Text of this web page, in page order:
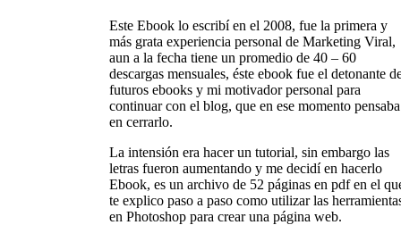
Este Ebook lo escribí en el 2008, fue la primera y
más grata experiencia personal de Marketing Viral,
aun a la fecha tiene un promedio de 40 – 60
descargas mensuales, éste ebook fue el detonante
futuros ebooks y mi motivador personal para
continuar con el blog, que en ese momento pensaba
en cerrarlo.
La intensión era hacer un tutorial, sin embargo las
letras fueron aumentando y me decidí en hacerlo
Ebook, es un archivo de 52 páginas en pdf en el
te explico paso a paso como utilizar las
en Photoshop para crear una página web.